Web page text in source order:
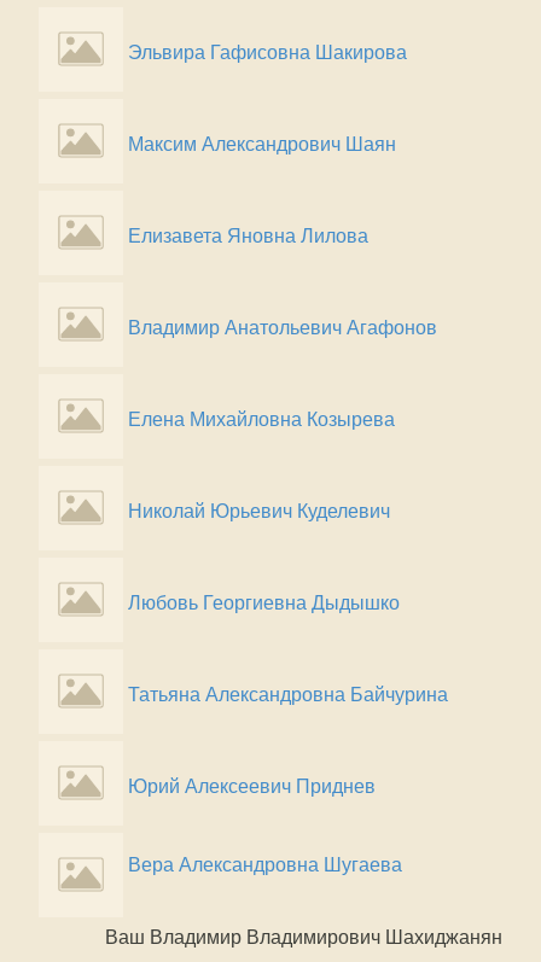
Эльвира Гафисовна Шакирова
Максим Александрович Шаян
Елизавета Яновна Лилова
Владимир Анатольевич Агафонов
Елена Михайловна Козырева
Николай Юрьевич Куделевич
Любовь Георгиевна Дыдышко
Татьяна Александровна Байчурина
Юрий Алексеевич Приднев
Вера Александровна Шугаева
Ваш Владимир Владимирович Шахиджанян